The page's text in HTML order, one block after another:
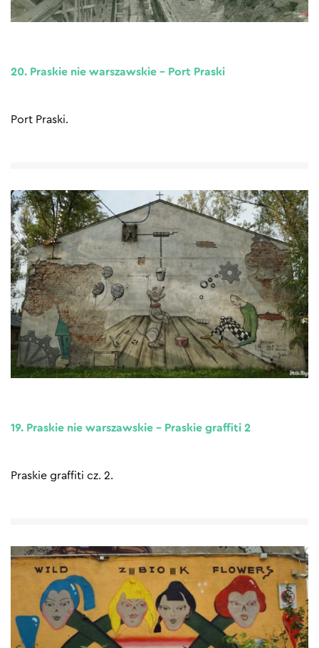
20. Praskie nie warszawskie – Port Praski
Port Praski.
19. Praskie nie warszawskie – Praskie graffiti 2
Praskie graffiti cz. 2.